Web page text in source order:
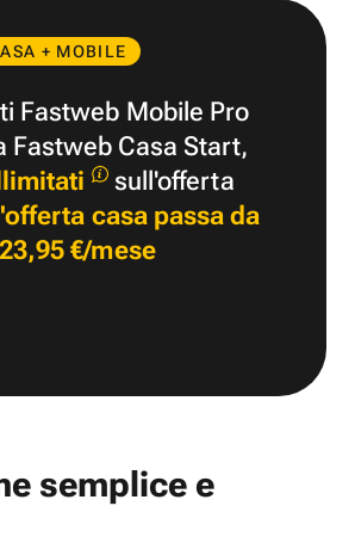
+ MOBILE
Fastweb Mobile Pro
Fastweb Casa Start,
sull'offerta
casa passa da
23,95 €/mese
semplice e